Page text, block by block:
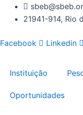
para
conteúdo
21941-914, Rio
Facebook Linkedin
Instituição
Oportunidades